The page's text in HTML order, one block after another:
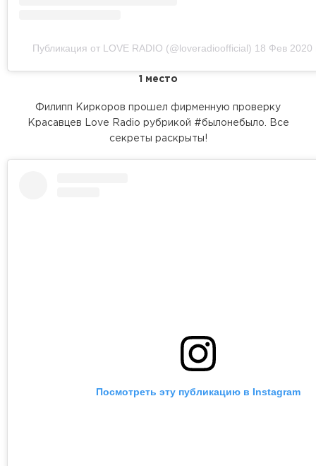
Публикация от LOVE RADIO (@loveradioofficial) 18 Фев 2020
1 место
Филипп Киркоров прошел фирменную проверку
Красавцев Love Radio рубрикой #былонебыло. Все
секреты раскрыты!
Посмотреть эту публикацию в Instagram